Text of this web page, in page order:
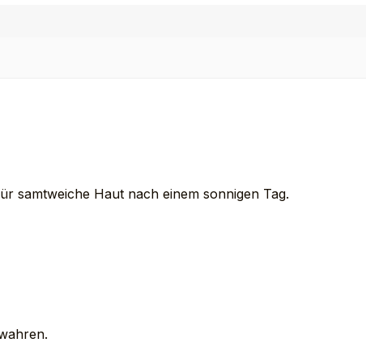
samtweiche Haut nach einem sonnigen Tag.